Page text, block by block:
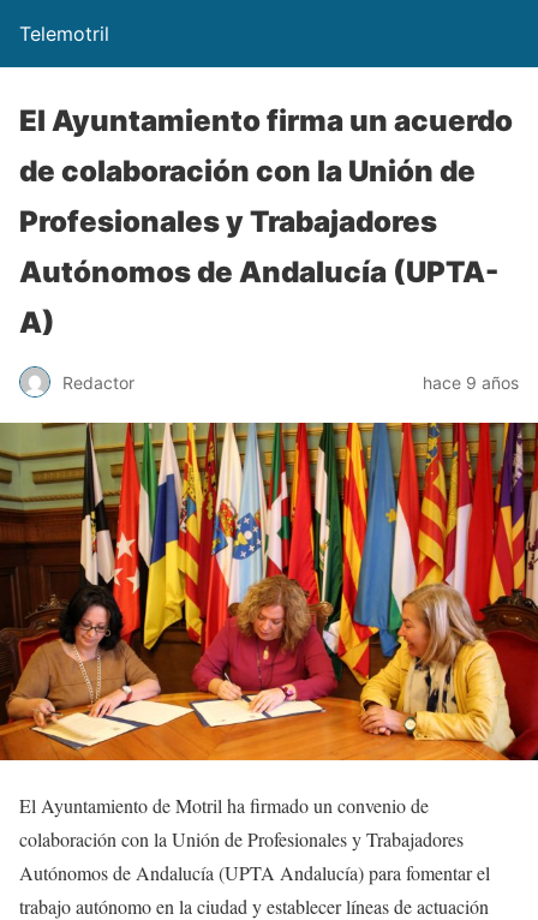
Telemotril
El Ayuntamiento firma un acuerdo
de colaboración con la Unión de
Profesionales y Trabajadores
Autónomos de Andalucía (UPTA-
A)
Redactor hace 9 años
El Ayuntamiento de Motril ha firmado un convenio de
colaboración con la Unión de Profesionales y Trabajadores
Autónomos de Andalucía (UPTA Andalucía) para fomentar el
trabajo autónomo en la ciudad y establecer líneas de actuación